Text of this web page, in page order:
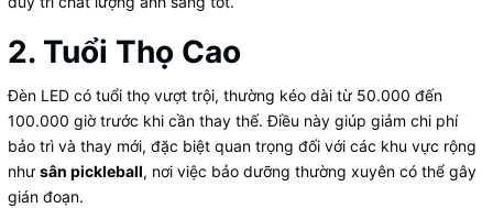
2. Tuổi Thọ Cao
Đèn LED có tuổi thọ vượt trội, thường kéo dài từ 50.000 đến
100.000 giờ trước khi cần thay thế. Điều này giúp giảm chi phí
bảo trì và thay mới, đặc biệt quan trọng đối với các khu vực rộng
như sân pickleball, nơi việc bảo dưỡng thường xuyên có thể gây
gián đoạn.